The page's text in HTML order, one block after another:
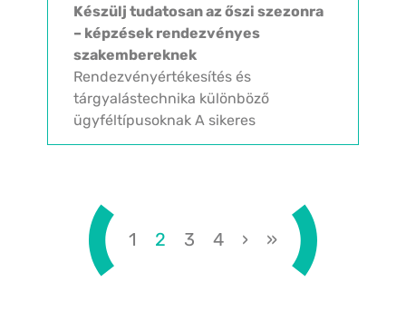
Készülj tudatosan az őszi szezonra
– képzések rendezvényes
szakembereknek
Rendezvényértékesítés és
tárgyalástechnika különböző
ügyféltípusoknak A sikeres
rendezvényértékesítés ma már nem
alapján hoznak döntést különböző
ügyfeleink. Ugyanaz az érvelés nem
működik...
1 2 3 4 › »